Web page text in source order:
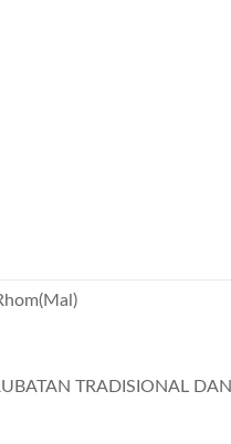
TRADISIONAL DAN